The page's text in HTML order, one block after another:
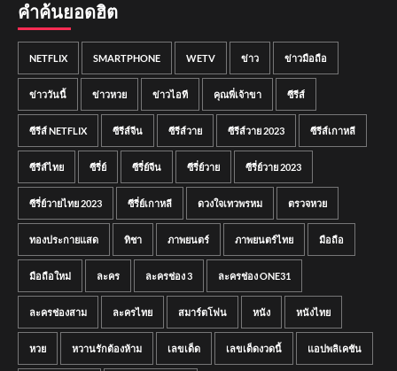
คำค้นยอดฮิต
NETFLIX SMARTPHONE WETV ข่าว ข่าวมือถือ
ข่าววันนี้ ข่าวหวย ข่าวไอที คุณพี่เจ้าขา ซีรีส์
ซีรีส์ NETFLIX ซีรีส์จีน ซีรีส์วาย ซีรีส์วาย 2023 ซีรีส์เกาหลี
ซีรีส์ไทย ซีรี่ย์ ซีรี่ย์จีน ซีรี่ย์วาย ซีรี่ย์วาย 2023
ซีรี่ย์วายไทย 2023 ซีรี่ย์เกาหลี ดวงใจเทวพรหม ตรวจหวย
ทองประกายแสด ทิชา ภาพยนตร์ ภาพยนตร์ไทย มือถือ
มือถือใหม่ ละคร ละครช่อง 3 ละครช่อง ONE31
ละครช่องสาม ละครไทย สมาร์ตโฟน หนัง หนังไทย
หวย หวานรักต้องห้าม เลขเด็ด เลขเด็ดงวดนี้ แอปพลิเคชัน